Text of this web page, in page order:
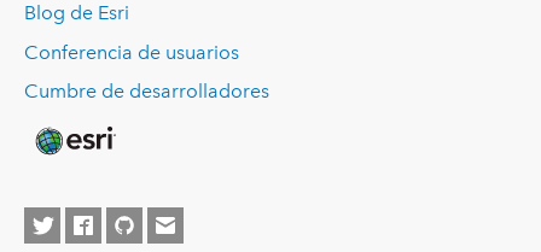
Blog de Esri
Conferencia de usuarios
Cumbre de desarrolladores